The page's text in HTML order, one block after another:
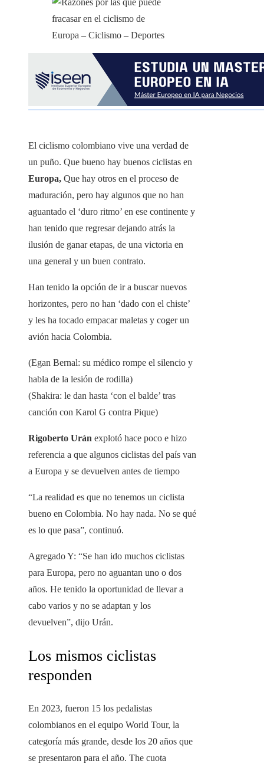
El ciclismo colombiano vive una verdad de
un puño. Que bueno hay buenos ciclistas en
Europa, Que hay otros en el proceso de
maduración, pero hay algunos que no han
aguantado el ‘duro ritmo’ en ese continente y
han tenido que regresar dejando atrás la
ilusión de ganar etapas, de una victoria en
una general y un buen contrato.
Han tenido la opción de ir a buscar nuevos
horizontes, pero no han ‘dado con el chiste’
y les ha tocado empacar maletas y coger un
avión hacia Colombia.
(Egan Bernal: su médico rompe el silencio y
habla de la lesión de rodilla)
(Shakira: le dan hasta ‘con el balde’ tras
canción con Karol G contra Pique)
Rigoberto Urán explotó hace poco e hizo
referencia a que algunos ciclistas del país van
a Europa y se devuelven antes de tiempo
“La realidad es que no tenemos un ciclista
bueno en Colombia. No hay nada. No se qué
es lo que pasa”, continuó.
Agregado Y: “Se han ido muchos ciclistas
para Europa, pero no aguantan uno o dos
años. He tenido la oportunidad de llevar a
cabo varios y no se adaptan y los
devuelven”, dijo Urán.
Los mismos ciclistas
responden
En 2023, fueron 15 los pedalistas
colombianos en el equipo World Tour, la
categoría más grande, desde los 20 años que
se presentaron para el año. The cuota